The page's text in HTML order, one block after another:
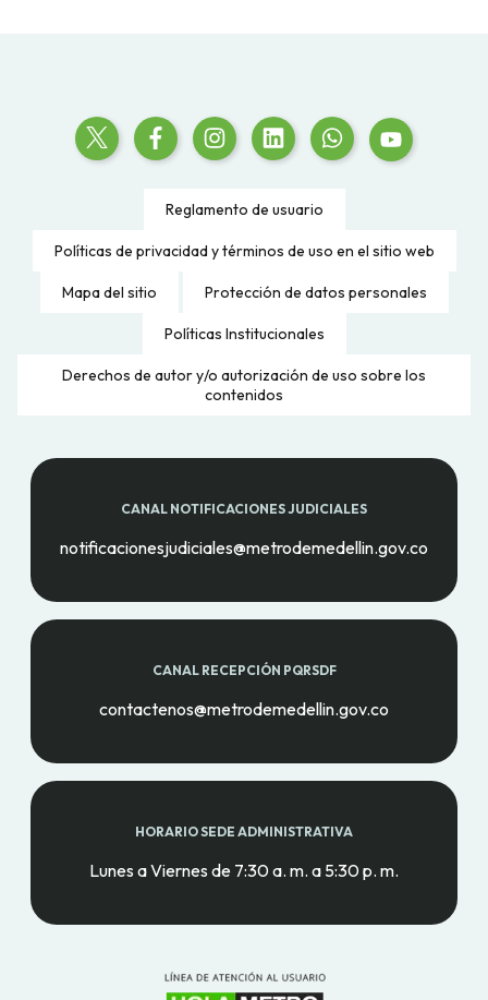
Reglamento de usuario
Políticas de privacidad y términos de uso en el sitio web
Mapa del sitio Protección de datos personales
Políticas Institucionales
Derechos de autor y/o autorización de uso sobre los
contenidos
CANAL NOTIFICACIONES JUDICIALES
notificacionesjudiciales@metrodemedellin.gov.co
CANAL RECEPCIÓN PQRSDF
contactenos@metrodemedellin.gov.co
HORARIO SEDE ADMINISTRATIVA
Lunes a Viernes de 7:30 a. m. a 5:30 p. m.